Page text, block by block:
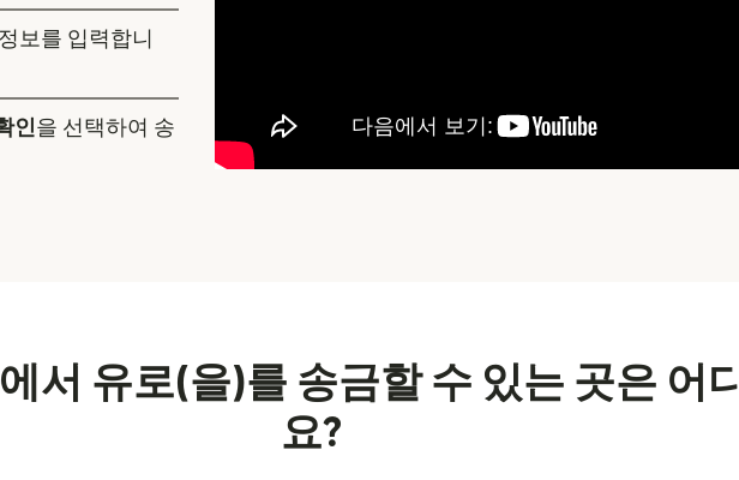
보를 입력합니
인을 선택하여 송
서 유로(을)를 송금할 수 있는 곳은 어
요?